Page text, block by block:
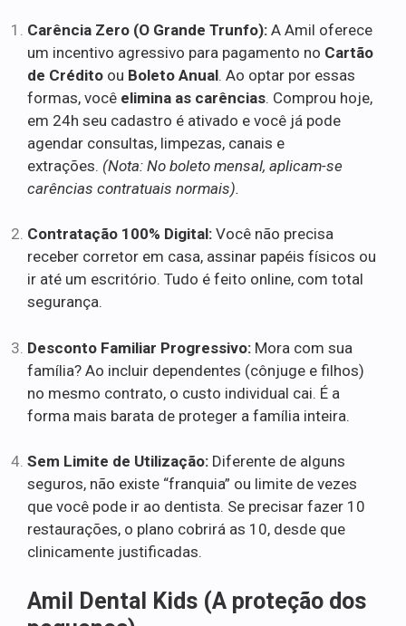
Carência Zero (O Grande Trunfo): A Amil oferece
um incentivo agressivo para pagamento no Cartão
de Crédito ou Boleto Anual. Ao optar por essas
formas, você elimina as carências. Comprou hoje,
em 24h seu cadastro é ativado e você já pode
agendar consultas, limpezas, canais e
extrações. (Nota: No boleto mensal, aplicam-se
carências contratuais normais).
Contratação 100% Digital: Você não precisa
receber corretor em casa, assinar papéis físicos ou
ir até um escritório. Tudo é feito online, com total
segurança.
Desconto Familiar Progressivo: Mora com sua
família? Ao incluir dependentes (cônjuge e filhos)
no mesmo contrato, o custo individual cai. É a
forma mais barata de proteger a família inteira.
Sem Limite de Utilização: Diferente de alguns
seguros, não existe “franquia” ou limite de vezes
que você pode ir ao dentista. Se precisar fazer 10
restaurações, o plano cobrirá as 10, desde que
clinicamente justificadas.
Amil Dental Kids (A proteção dos